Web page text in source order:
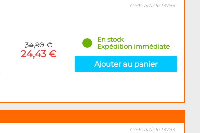
34,90 €
24,43 €
Code article 13795
En stock
Expédition immédiate
Ajouter au panier
Code article 13793